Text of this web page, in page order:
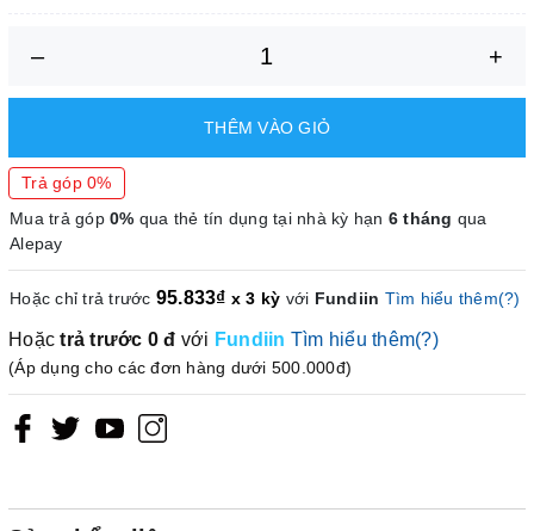
Thời gian sấy khô/điều
1,5 h / ở nhiệt độ 20°C và độ ẩm
1,08 kg/l / ở nhiệt độ 20°C
Khả năng chịu nhiệt tối
thiểu/tối đa
Khả năng chịu nhiệt tối
đa
Dung tích 1000 ml
– +
THÊM VÀO GIỎ
Trả góp 0%
Mua trả góp 0% qua thẻ tín dụng tại nhà kỳ hạn 6 tháng qua
Alepay
Hoặc chỉ trả trước 95.833₫ x 3 kỳ với Fundiin Tìm hiểu thêm(?)
Hoặctrả trước 0 đ với Fundiin Tìm hiểu thêm(?)
(Áp dụng cho các đơn hàng dưới 500.000đ)